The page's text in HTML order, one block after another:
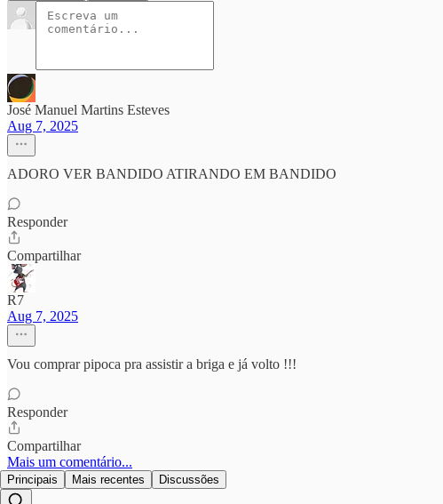
José Manuel Martins Esteves
Aug 7, 2025
ADORO VER BANDIDO ATIRANDO EM BANDIDO
Responder
Compartilhar
R7
Aug 7, 2025
Vou comprar pipoca pra assistir a briga e já volto !!!
Responder
Compartilhar
Mais um comentário...
Principais Mais recentes Discussões